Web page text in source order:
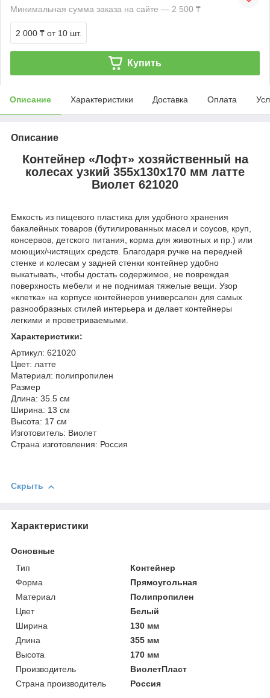
Минимальная сумма заказа на сайте — 2 500 ₸
2 000 ₸ от 10 шт.
Купить
Описание Характеристики Доставка Оплата
Описание
Контейнер «Лофт» хозяйственный на
колесах узкий 355х130х170 мм латте
Виолет 621020
Емкость из пищевого пластика для удобного хранения
бакалейных товаров (бутилированных масел и соусов, круп,
консервов, детского питания, корма для животных и пр.) или
моющих/чистящих средств. Благодаря ручке на передней
стенке и колесам у задней стенки контейнер удобно
выкатывать, чтобы достать содержимое, не повреждая
поверхность мебели и не поднимая тяжелые вещи. Узор
«клетка» на корпусе контейнеров универсален для самых
разнообразных стилей интерьера и делает контейнеры
легкими и проветриваемыми.
Характеристики:
Артикул: 621020
Цвет: латте
Материал: полипропилен
Размер
Длина: 35.5 см
Ширина: 13 см
Высота: 17 см
Изготовитель: Виолет
Страна изготовления: Россия
Скрыть
Характеристики
Основные
Тип
Контейнер
Форма
Прямоугольная
Материал
Полипропилен
Цвет
Белый
Ширина
130 мм
Длина
355 мм
Высота
170 мм
Производитель
ВиолетПласт
Страна производитель
Россия